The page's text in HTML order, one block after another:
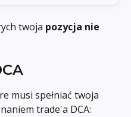
twoja pozycja nie
musi spełniać twoja
trade'a DCA: